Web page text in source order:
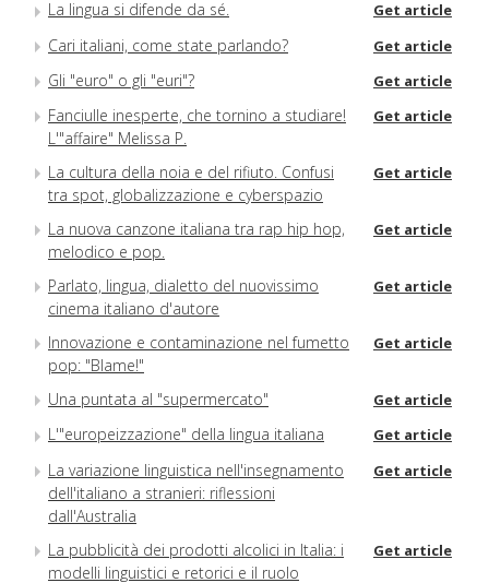
La lingua si difende da sé. Get article
Cari italiani, come state parlando? Get article
Gli "euro" o gli "euri"? Get article
Fanciulle inesperte, che tornino a studiare!
L'"affaire" Melissa P.
Get article
La cultura della noia e del rifiuto. Confusi
tra spot, globalizzazione e cyberspazio
Get article
La nuova canzone italiana tra rap hip hop,
melodico e pop.
Get article
Parlato, lingua, dialetto del nuovissimo
cinema italiano d'autore
Get article
Innovazione e contaminazione nel fumetto
pop: "Blame!"
Get article
Una puntata al "supermercato" Get article
L'"europeizzazione" della lingua italiana Get article
La variazione linguistica nell'insegnamento
dell'italiano a stranieri: riflessioni
dall'Australia
Get article
La pubblicità dei prodotti alcolici in Italia: i
modelli linguistici e retorici e il ruolo
Get article